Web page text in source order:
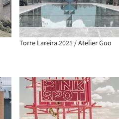
Torre Lareira 2021 / Atelier Guo